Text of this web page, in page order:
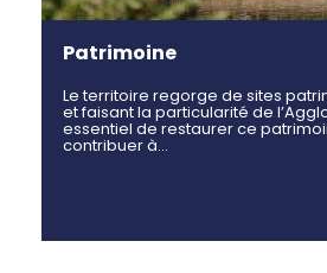
Patrimoine
Le territoire regorge de sites
et faisant la particularité de
essentiel de restaurer ce
contribuer à…